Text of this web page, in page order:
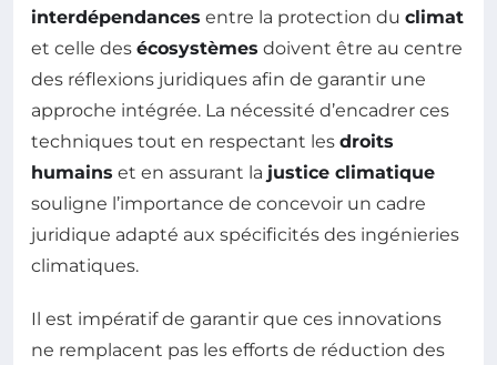
interdépendances entre la protection du climat
et celle des écosystèmes doivent être au centre
des réflexions juridiques afin de garantir une
approche intégrée. La nécessité d’encadrer ces
techniques tout en respectant les droits
humains et en assurant la justice climatique
souligne l’importance de concevoir un cadre
juridique adapté aux spécificités des ingénieries
climatiques.
Il est impératif de garantir que ces innovations
ne remplacent pas les efforts de réduction des